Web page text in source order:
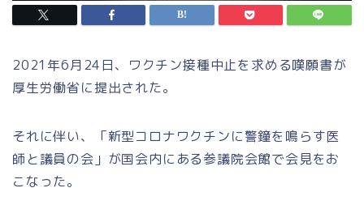
2021年6月24日、ワクチン接種中止を求める嘆願書が
厚生労働省に提出された。
それに伴い、「新型コロナワクチンに警鐘を鳴らす医
師と議員の会」が国会内にある参議院会館で会見をお
こなった。